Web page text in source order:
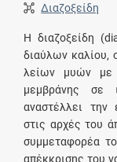
Διαζοξείδη
Η διαζοξείδη
διαύλων καλίου,
λείων μυών με
μεμβράνης σε
αναστέλλει την
στις αρχές του
συμμεταφορέα
απέκκρισης του